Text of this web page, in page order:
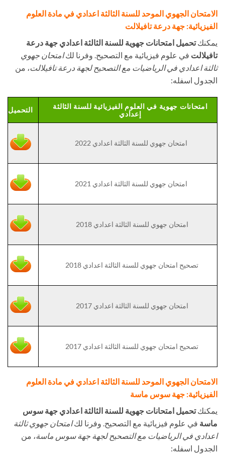
الامتحان الجهوي الموحد للسنة الثالثة اعدادي في مادة العلوم
الفيزيائية: جهة درعة تافيلالت
يمكنكتحميل امتحانات جهوية للسنة الثالثة اعدادي جهة درعة
تافيلالت في علوم فيزيائية مع التصحيح. وفرنا لكامتحان جهوي
ثالثة اعدادي في الرياضيات مع التصحيح لجهة درعة تافيلالت، من
الجدول اسفله:
امتحانات جهوية في العلوم الفيزيائية للسنة الثالثة
إعدادي
التحميل
امتحان جهوي للسنة الثالثة اعدادي 2022
امتحان جهوي للسنة الثالثة اعدادي 2021
امتحان جهوي للسنة الثالثة اعدادي 2018
تصحيح امتحان جهوي للسنة الثالثة اعدادي 2018
امتحان جهوي للسنة الثالثة اعدادي 2017
تصحيح امتحان جهوي للسنة الثالثة اعدادي 2017
الامتحان الجهوي الموحد للسنة الثالثة اعدادي في مادة العلوم
الفيزيائية: جهة سوس ماسة
يمكنكتحميل امتحانات جهوية للسنة الثالثة اعدادي جهة سوس
ماسة في علوم فيزيائية مع التصحيح. وفرنا لكامتحان جهوي ثالثة
اعدادي في الرياضيات مع التصحيح لجهة جهة سوس ماسة، من
الجدول اسفله: